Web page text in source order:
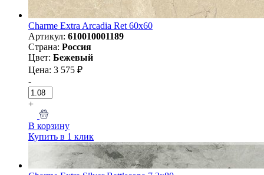
Charme Extra Arcadia Ret 60x60
Артикул: 610010001189
Страна: Россия
Цвет: Бежевый
Цена: 3 575 ₽
-
+
В корзину
Купить в 1 клик